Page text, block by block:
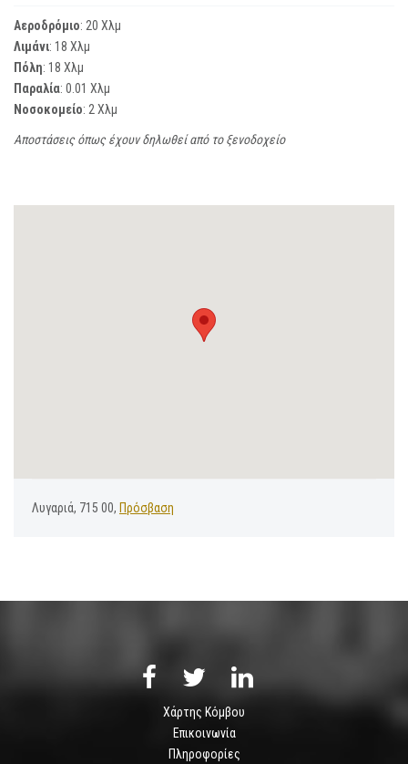
Αεροδρόμιο: 20 Χλμ
Λιμάνι: 18 Χλμ
Πόλη: 18 Χλμ
Παραλία: 0.01 Χλμ
Νοσοκομείο: 2 Χλμ
Αποστάσεις όπως έχουν δηλωθεί από το ξενοδοχείο
Λυγαριά, 715 00, Πρόσβαση
Χάρτης Κόμβου
Επικοινωνία
Πληροφορίες